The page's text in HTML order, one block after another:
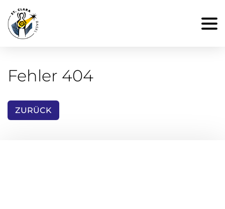
Fehler 404
ZURÜCK